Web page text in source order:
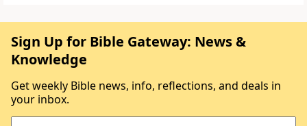
Sign Up for Bible Gateway: News &
Knowledge
Get weekly Bible news, info, reflections, and deals in
your inbox.